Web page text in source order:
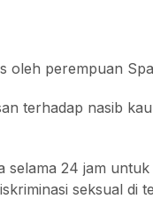
oleh perempuan
terhadap nasib
selama 24 jam
seksual di